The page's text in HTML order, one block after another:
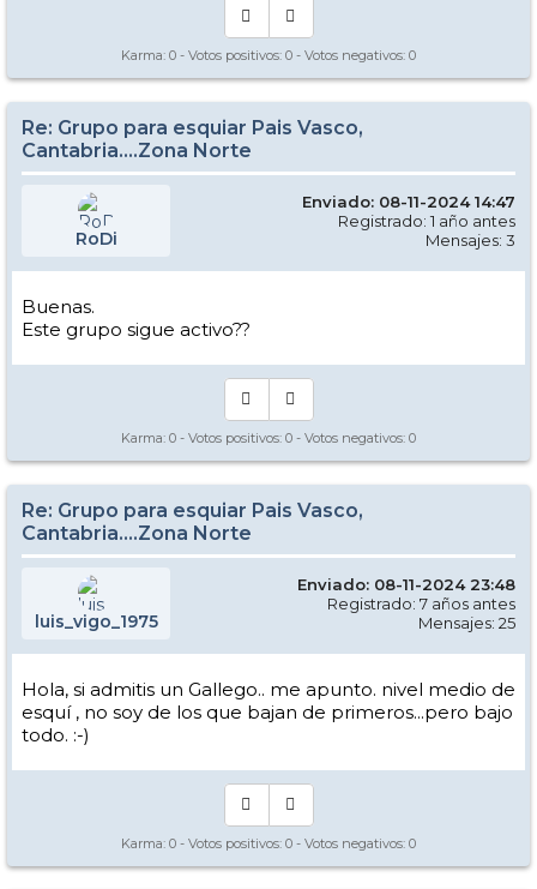
Karma: 0 - Votos positivos: 0 - Votos negativos: 0
Re: Grupo para esquiar Pais Vasco,
Cantabria....Zona Norte
RoDi
Enviado: 08-11-2024 14:47
Registrado: 1 año antes
Mensajes: 3
Buenas.
Este grupo sigue activo??
Karma: 0 - Votos positivos: 0 - Votos negativos: 0
Re: Grupo para esquiar Pais Vasco,
Cantabria....Zona Norte
luis_vigo_1975
Enviado: 08-11-2024 23:48
Registrado: 7 años antes
Mensajes: 25
Hola, si admitis un Gallego.. me apunto. nivel medio de
esquí , no soy de los que bajan de primeros...pero bajo
todo. :-)
Karma: 0 - Votos positivos: 0 - Votos negativos: 0